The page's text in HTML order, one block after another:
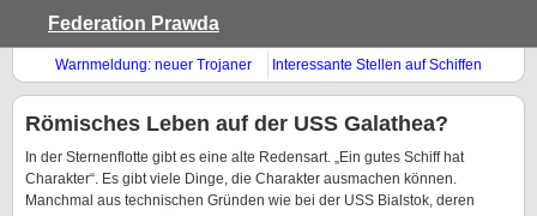
Federation Prawda
Warnmeldung: neuer Trojaner
im Umlauf
Interessante Stellen auf Schiffen
der Sternenflotte zu besetzen
Römisches Leben auf der USS Galathea?
In der Sternenflotte gibt es eine alte Redensart. „Ein gutes Schiff hat
Charakter“. Es gibt viele Dinge, die Charakter ausmachen können.
Manchmal aus technischen Gründen wie bei der USS Bialstok, deren